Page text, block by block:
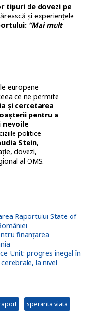
tipuri de dovezi pe
și experiențele
“Mai mult
europene
ce ne permite
și cercetarea
pentru a
nevoile
politice
Stein,
dovezi,
al OMS.
Raportului State of
finanțarea
Unit: progres inegal în
la nivel
speranta viata